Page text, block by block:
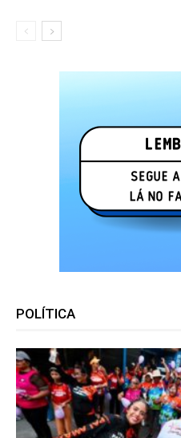
POLÍTICA